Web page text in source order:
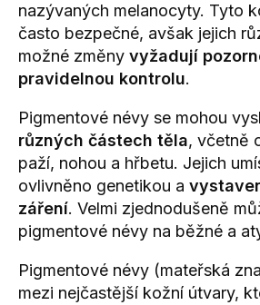
nazývaných melanocyty. Tyto
často bezpečné, avšak jejich
možné změny vyžadují
pravidelnou kontrolu.
Pigmentové névy se mohou
různých částech těla, včetně
paží, nohou a hřbetu. Jejich
ovlivněno genetikou a
záření. Velmi zjednodušeně
pigmentové névy na běžné a
Pigmentové névy (mateřská
mezi nejčastější kožní útvary,